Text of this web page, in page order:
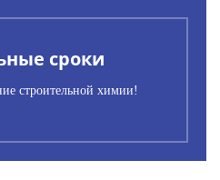
сроки
строительной химии!